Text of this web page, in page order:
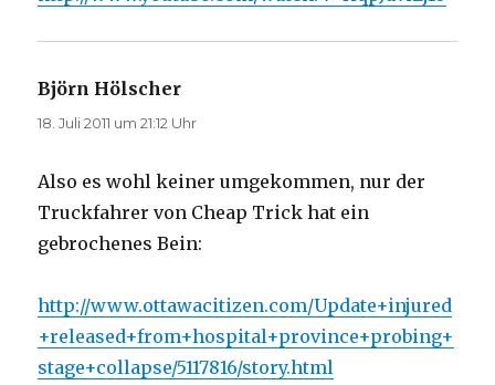
Björn Hölscher
18. Juli 2011 um 21:12 Uhr
Also es wohl keiner umgekommen, nur der
Truckfahrer von Cheap Trick hat ein
gebrochenes Bein:
http://www.ottawacitizen.com/Update+injured
+released+from+hospital+province+probing+
stage+collapse/5117816/story.html